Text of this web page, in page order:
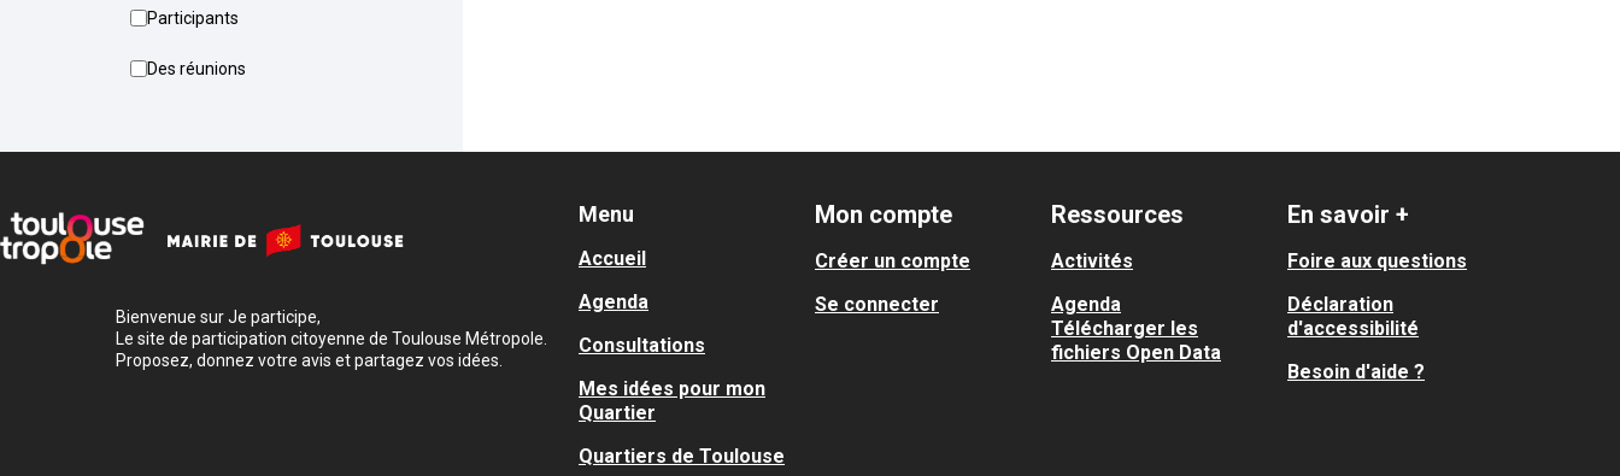
Participants
Des réunions
Bienvenue sur Je participe,
Le site de participation citoyenne de Toulouse Métropole.
Proposez, donnez votre avis et partagez vos idées.
Menu
Accueil
Agenda
Consultations
Mes idées pour mon
Quartier
Quartiers de Toulouse
Mon compte
Créer un compte
Se connecter
Ressources
Activités
Agenda
Télécharger les
fichiers Open Data
En savoir +
Foire aux questions
Déclaration
d'accessibilité
Besoin d'aide ?